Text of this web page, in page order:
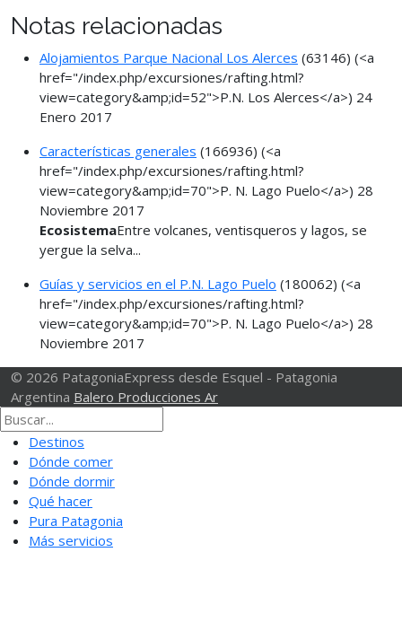
Notas relacionadas
Alojamientos Parque Nacional Los Alerces (63146) (<a
href="/index.php/excursiones/rafting.html?
view=category&amp;id=52">P.N. Los Alerces</a>) 24
Enero 2017
Características generales (166936) (<a
href="/index.php/excursiones/rafting.html?
view=category&amp;id=70">P. N. Lago Puelo</a>) 28
Noviembre 2017
EcosistemaEntre volcanes, ventisqueros y lagos, se
yergue la selva...
Guías y servicios en el P.N. Lago Puelo (180062) (<a
href="/index.php/excursiones/rafting.html?
view=category&amp;id=70">P. N. Lago Puelo</a>) 28
Noviembre 2017
© 2026 PatagoniaExpress desde Esquel - Patagonia
Argentina Balero Producciones Ar
Destinos
Dónde comer
Dónde dormir
Qué hacer
Pura Patagonia
Más servicios